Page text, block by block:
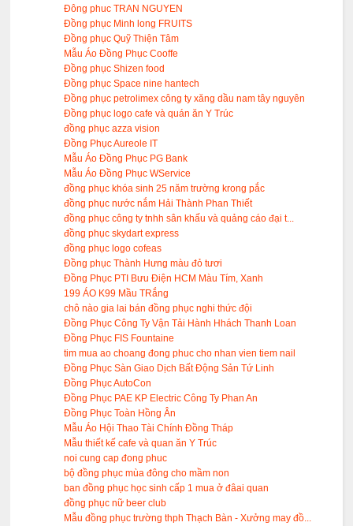
Đông phuc TRAN NGUYEN
Đồng phục Minh long FRUITS
Đồng phục Quỹ Thiện Tâm
Mẫu Áo Đồng Phục Cooffe
Đồng phục Shizen food
Đồng phục Space nine hantech
Đồng phục petrolimex công ty xăng dầu nam tây nguyên
Đồng phục logo cafe và quán ăn Y Trúc
đồng phục azza vision
Đồng Phục Aureole IT
Mẫu Áo Đồng Phục PG Bank
Mẫu Áo Đồng Phục WService
đồng phục khóa sinh 25 năm trường krong pắc
đồng phục nước nắm Hải Thành Phan Thiết
đồng phục công ty tnhh sân khấu và quảng cáo đại t...
đồng phục skydart express
đồng phục logo cofeas
Đồng phục Thành Hưng màu đỏ tươi
Đồng Phục PTI Bưu Điện HCM Màu Tím, Xanh
199 ÁO K99 Mầu TRắng
chô nào gia lai bán đồng phục nghi thức đội
Đồng Phục Công Ty Vận Tải Hành Hhách Thanh Loan
Đồng Phục FIS Fountaine
tim mua ao choang đong phuc cho nhan vien tiem nail
Đồng Phục Sàn Giao Dịch Bất Động Sản Tứ Linh
Đồng Phục AutoCon
Đồng Phục PAE KP Electric Công Ty Phan An
Đồng Phục Toàn Hồng Ân
Mẫu Áo Hội Thao Tài Chính Đồng Tháp
Mẫu thiết kế cafe và quan ăn Y Trúc
noi cung cap đong phuc
bộ đồng phục mùa đông cho mầm non
ban đồng phục học sinh cấp 1 mua ở đâai quan
đồng phục nữ beer club
Mẫu đồng phục trường thph Thạch Bàn - Xưởng may đồ...